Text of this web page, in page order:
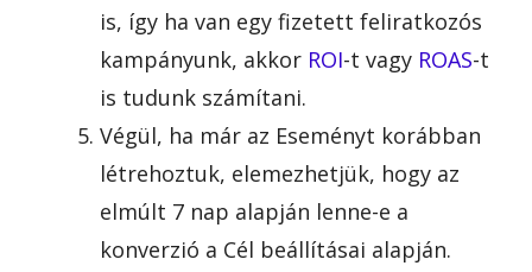
is, így ha van egy fizetett feliratkozós
kampányunk, akkor ROI-t vagy ROAS-t
is tudunk számítani.
Végül, ha már az Eseményt korábban
létrehoztuk, elemezhetjük, hogy az
elmúlt 7 nap alapján lenne-e a
konverzió a Cél beállításai alapján.